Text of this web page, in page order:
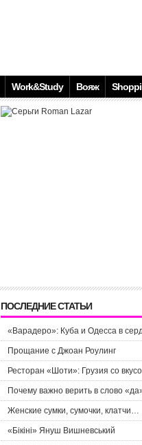
Work&Study Вояж
ПОСЛЕДНИЕ СТАТЬИ
«Варадеро»: Куба и Одесса в
Прощание с Джоан Роулинг
Ресторан «Шоти»: Грузия со
Почему важно верить в слово
Женские сумки, сумочки, клатчи…
«Бікіні» Януш Вишневський